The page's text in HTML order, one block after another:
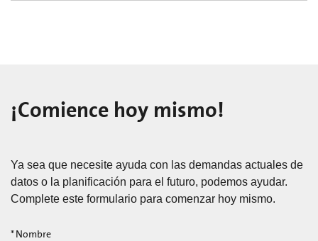
¡Comience hoy mismo!
Ya sea que necesite ayuda con las demandas actuales de
datos o la planificación para el futuro, podemos ayudar.
Complete este formulario para comenzar hoy mismo.
* Nombre